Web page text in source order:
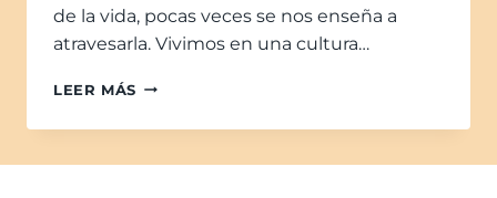
de la vida, pocas veces se nos enseña a
atravesarla. Vivimos en una cultura…
LEER MÁS